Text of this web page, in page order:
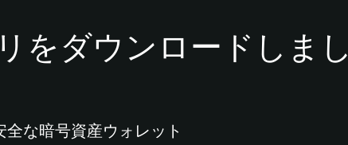
をダウンロードしまし
な暗号資産ウォレット